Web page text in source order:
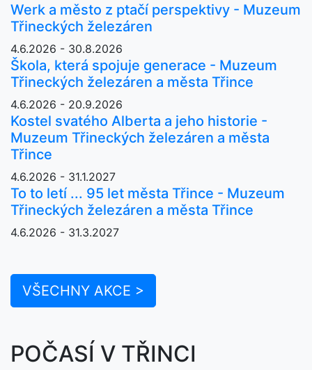
Werk a město z ptačí perspektivy - Muzeum
Třineckých železáren
4.6.2026 - 30.8.2026
Škola, která spojuje generace - Muzeum
Třineckých železáren a města Třince
4.6.2026 - 20.9.2026
Kostel svatého Alberta a jeho historie -
Muzeum Třineckých železáren a města
Třince
4.6.2026 - 31.1.2027
To to letí ... 95 let města Třince - Muzeum
Třineckých železáren a města Třince
4.6.2026 - 31.3.2027
VŠECHNY AKCE >
POČASÍ V TŘINCI